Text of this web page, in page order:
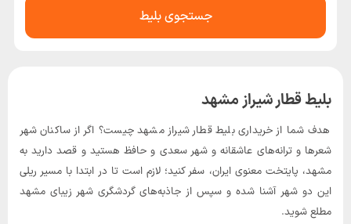
جستجوی بلیط
بلیط قطار شیراز مشهد
هدف شما از خریداری بلیط قطار شیراز مشهد چیست؟ اگر از ساکنان شهر
شعر‌ها و ترانه‌های عاشقانه و شهر سعدی و حافظ هستید و قصد دارید به
مشهد، پایتخت معنوی ایران، سفر کنید؛ لازم است تا در ابتدا با مسیر ریلی
این دو شهر آشنا شده و سپس از جاذبه‌های گردشگری شهر زیبای مشهد
مطلع شوید.